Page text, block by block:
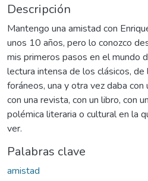
Descripción
Mantengo una amistad con
unos 10 años, pero lo conozco
mis primeros pasos en el mundo
lectura intensa de los clásicos,
foráneos, una y otra vez daba con
con una revista, con un libro, con
polémica literaria o cultural en la
ver.
Palabras clave
amistad